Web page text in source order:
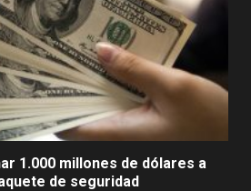
1.000 millones de dólares a
de seguridad